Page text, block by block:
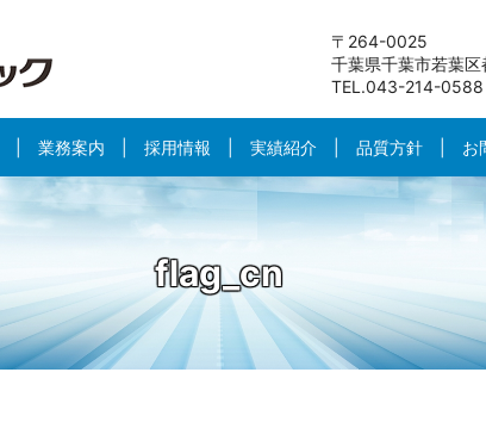
〒264-0025
千葉県千葉市若葉
TEL.043-214-
業務案内 採用情報 実績紹介 品質方針 お
flag_cn